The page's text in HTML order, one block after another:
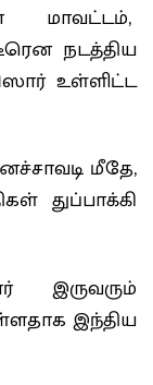
மாவட்டம்,
நடத்திய
உள்ளிட்ட
மீதே,
துப்பாக்கி
இருவரும்
இந்திய